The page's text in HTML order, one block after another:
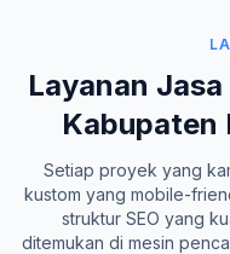
Layanan
Kabupaten
Setiap proyek yang
kustom yang mobile-
struktur SEO yang
ditemukan di mesin